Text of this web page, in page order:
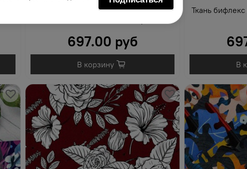
Ткань бифлекс оранжевые бабочки и
697.00 руб
В корзину
Ткань
В